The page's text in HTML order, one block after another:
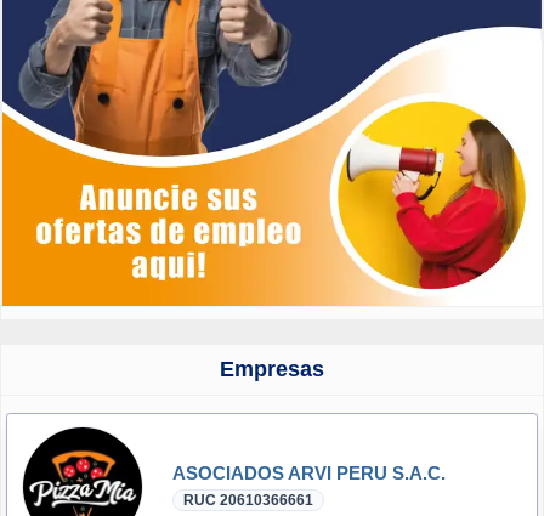
Empresas
ASOCIADOS ARVI PERU S.A.C.
RUC 20610366661